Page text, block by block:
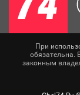
При
обязательна.
законным